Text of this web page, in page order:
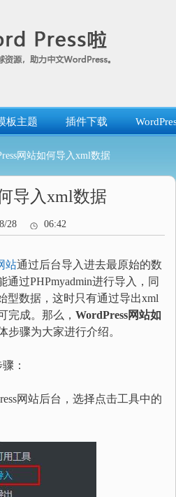
板主题 插件下载
网站如何导入xml数据
导入xml数据
28 06:42
站通过后台导入进去最原始的数
过PHPmyadmin进行导入，同
型数据，这时只有通过导出xml
完成。那么， WordPress网站如
步骤为大家进行介绍。
：
网站后台，选择点击工具中的